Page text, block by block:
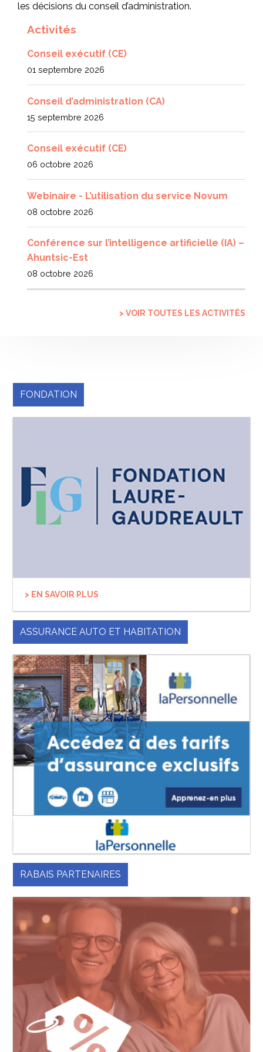
les décisions du conseil d’administration.
Activités
Conseil exécutif (CE)
01 septembre 2026
Conseil d’administration (CA)
15 septembre 2026
Conseil exécutif (CE)
06 octobre 2026
Webinaire - L’utilisation du service Novum
08 octobre 2026
Conférence sur l’intelligence artificielle (IA) –
Ahuntsic-Est
08 octobre 2026
> VOIR TOUTES LES ACTIVITÉS
FONDATION
> EN SAVOIR PLUS
ASSURANCE AUTO ET HABITATION
RABAIS PARTENAIRES